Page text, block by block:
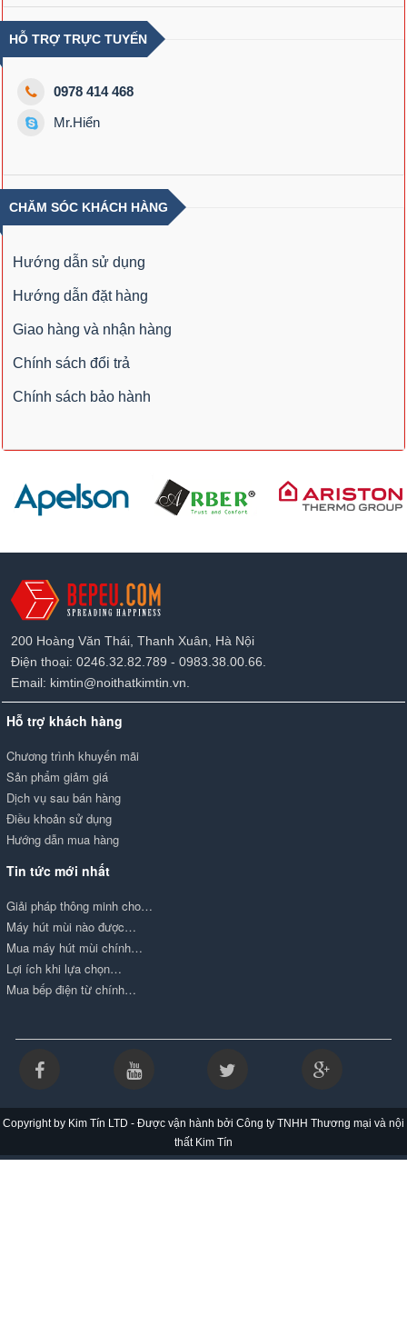
HỖ TRỢ TRỰC TUYẾN
0978 414 468
Mr.Hiển
CHĂM SÓC KHÁCH HÀNG
Hướng dẫn sử dụng
Hướng dẫn đặt hàng
Giao hàng và nhận hàng
Chính sách đổi trả
Chính sách bảo hành
200 Hoàng Văn Thái, Thanh Xuân, Hà Nội
Điện thoại: 0246.32.82.789 - 0983.38.00.66.
Email: kimtin@noithatkimtin.vn.
Hỗ trợ khách hàng
Chương trình khuyến mãi
Sản phẩm giảm giá
Dịch vụ sau bán hàng
Điều khoản sử dụng
Hướng dẫn mua hàng
Tin tức mới nhất
Giải pháp thông minh cho…
Máy hút mùi nào được…
Mua máy hút mùi chính…
Lợi ích khi lựa chọn…
Mua bếp điện từ chính…
Copyright by Kim Tín LTD - Được vận hành bởi Công ty TNHH Thương mại và nội
thất Kim Tín